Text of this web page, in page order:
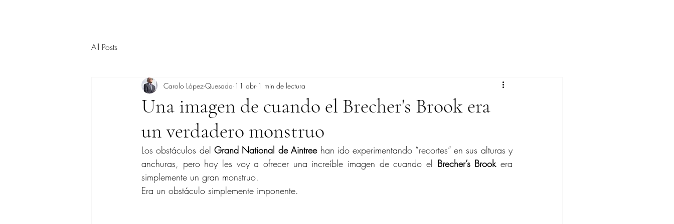
All Posts
Una imagen de cuando el Brecher's Brook era
un verdadero monstruo
Carolo López-Quesada 11 abr 1 min de lectura
Los obstáculos del Grand National de Aintree han ido experimentando “recortes” en sus alturas y
anchuras, pero hoy les voy a ofrecer una increíble imagen de cuando el Brecher’s Brook era
simplemente un gran monstruo.
Era un obstáculo simplemente imponente.